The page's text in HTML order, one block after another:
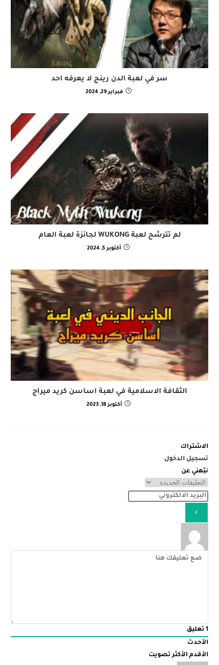
سر في لعبة الدن رينج لا يعرفه احد
فبراير 29, 2024
لم تترشح لعبة WUKONG لجائزة لعبة العام
أكتوبر 5, 2024
الثقافة الاسلامية في لعبة اساسن كريد ميراج
أكتوبر 18, 2023
الاشتراك
تسجيل الدخول
نبّهني عن
1 تعليق
الأحدث
الأقدم الأكثر تصويت